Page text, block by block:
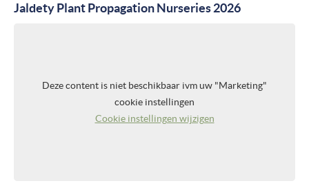
Jaldety Plant Propagation Nurseries 2026
Deze content is niet beschikbaar ivm uw "Marketing"
cookie instellingen
Cookie instellingen wijzigen